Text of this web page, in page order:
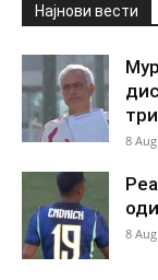
Најнови вести
8
8